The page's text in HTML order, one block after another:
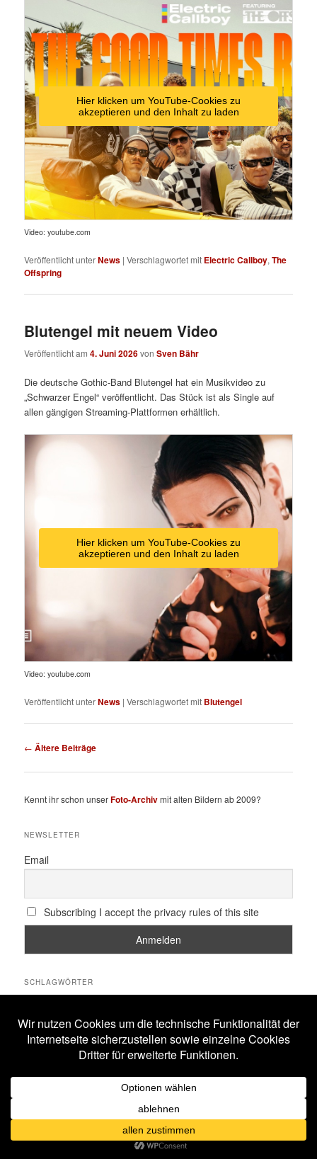
Hier klicken um YouTube-Cookies zu
akzeptieren und den Inhalt zu laden
Video: youtube.com
Veröffentlicht unterNews |Verschlagwortet mit Electric Callboy,The
Offspring
Blutengel mit neuem Video
Veröffentlicht am4. Juni 2026vonSven Bähr
Die deutsche Gothic-Band Blutengel hat ein Musikvideo zu
„Schwarzer Engel“ veröffentlicht. Das Stück ist als Single auf
allen gängigen Streaming-Plattformen erhältlich.
Hier klicken um YouTube-Cookies zu
akzeptieren und den Inhalt zu laden
Video: youtube.com
Veröffentlicht unterNews |Verschlagwortet mit Blutengel
Beitragsnavigation
← Ältere Beiträge
Kennt ihr schon unserFoto-Archivmit alten Bildern ab 2009?
NEWSLETTER
Email
Subscribing I accept the privacy rules of this site
SCHLAGWÖRTER
Blutengel Coppelius Corona Corvus Corax
Eisbrecher Ensiferum Faun Feuerschwanz
Frankfurt Harakiri For The Sky
Hexentanz Festival
Köln Leipzig Letzte Instanz
Lord Of The Lost M'era Luna Festival